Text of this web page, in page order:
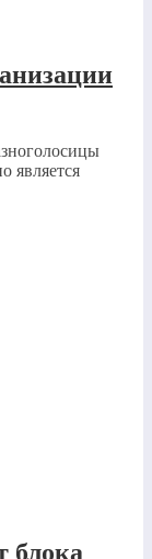
является
блока